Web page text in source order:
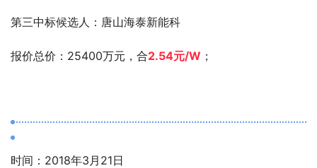
第三中标候选人：唐山海泰新能科
报价总价：25400万元，合2.54元/W ；
时间：2018年3月21日